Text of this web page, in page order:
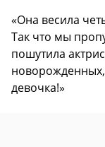
«Она весила
Так что мы
пошутила
девочка!»